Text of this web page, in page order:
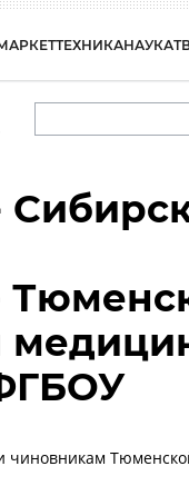
ТЕХНИКАНАУКА
чиновникам